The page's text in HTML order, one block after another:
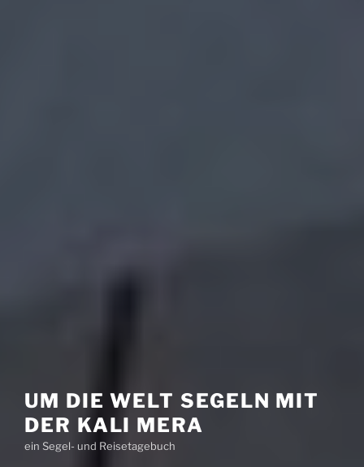
UM DIE WELT SEGELN MIT
DER KALI MERA
ein Segel- und Reisetagebuch